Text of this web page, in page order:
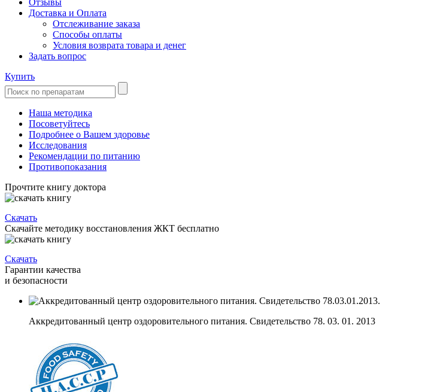
Отзывы
Доставка и Оплата
Отслеживание заказа
Способы оплаты
Условия возврата товара и денег
Задать вопрос
Купить
Наша методика
Посоветуйтесь
Подробнее о Вашем здоровье
Исследования
Рекомендации по питанию
Противопоказания
Прочтите книгу доктора
Скачать
Скачайте методику восстановления ЖКТ бесплатно
Скачать
Гарантии качества
и безопасности
Аккредитованный центр оздоровительного питания. Свидетельство 78. 03. 01. 2013